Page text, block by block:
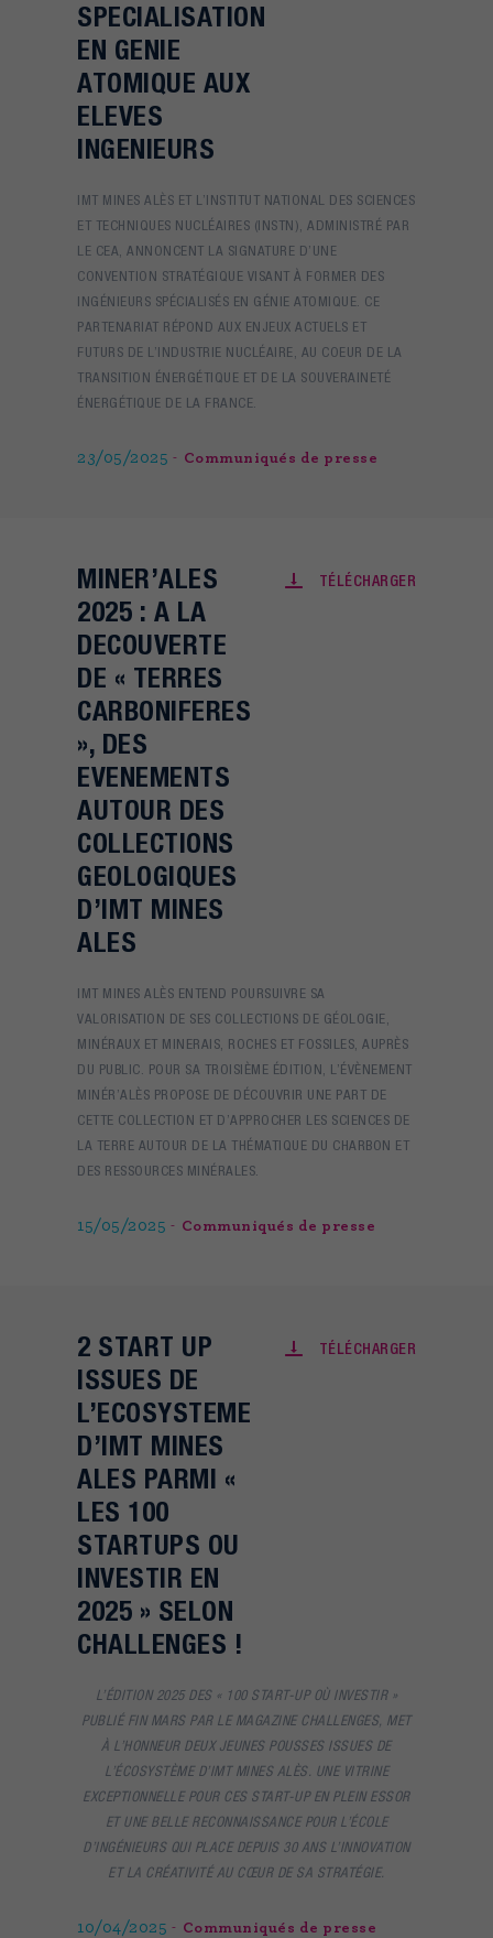
SPECIALISATION
EN GENIE
ATOMIQUE AUX
ELEVES
INGENIEURS
IMT MINES ALÈS ET L’INSTITUT NATIONAL DES SCIENCES
ET TECHNIQUES NUCLÉAIRES (INSTN), ADMINISTRÉ PAR
LE CEA, ANNONCENT LA SIGNATURE D’UNE
CONVENTION STRATÉGIQUE VISANT À FORMER DES
INGÉNIEURS SPÉCIALISÉS EN GÉNIE ATOMIQUE. CE
PARTENARIAT RÉPOND AUX ENJEUX ACTUELS ET
FUTURS DE L’INDUSTRIE NUCLÉAIRE, AU COEUR DE LA
TRANSITION ÉNERGÉTIQUE ET DE LA SOUVERAINETÉ
ÉNERGÉTIQUE DE LA FRANCE.
23/05/2025 Communiqués de presse
MINER’ALES
2025 : A LA
DECOUVERTE
DE « TERRES
CARBONIFERES
», DES
EVENEMENTS
AUTOUR DES
COLLECTIONS
GEOLOGIQUES
D’IMT MINES
ALES
TÉLÉCHARGER
IMT MINES ALÈS ENTEND POURSUIVRE SA
VALORISATION DE SES COLLECTIONS DE GÉOLOGIE,
MINÉRAUX ET MINERAIS, ROCHES ET FOSSILES, AUPRÈS
DU PUBLIC. POUR SA TROISIÈME ÉDITION, L’ÉVÈNEMENT
MINÉR’ALÈS PROPOSE DE DÉCOUVRIR UNE PART DE
CETTE COLLECTION ET D’APPROCHER LES SCIENCES DE
LA TERRE AUTOUR DE LA THÉMATIQUE DU CHARBON ET
DES RESSOURCES MINÉRALES.
15/05/2025 Communiqués de presse
2 START UP
ISSUES DE
L’ECOSYSTEME
D’IMT MINES
ALES PARMI «
LES 100
STARTUPS OU
INVESTIR EN
2025 » SELON
CHALLENGES !
TÉLÉCHARGER
L’ÉDITION 2025 DES « 100 START-UP OÙ INVESTIR »
PUBLIÉ FIN MARS PAR LE MAGAZINE CHALLENGES, MET
À L’HONNEUR DEUX JEUNES POUSSES ISSUES DE
L’ÉCOSYSTÈME D’IMT MINES ALÈS. UNE VITRINE
EXCEPTIONNELLE POUR CES START-UP EN PLEIN ESSOR
ET UNE BELLE RECONNAISSANCE POUR L’ÉCOLE
D’INGÉNIEURS QUI PLACE DEPUIS 30 ANS L’INNOVATION
ET LA CRÉATIVITÉ AU CŒUR DE SA STRATÉGIE.
10/04/2025 Communiqués de presse